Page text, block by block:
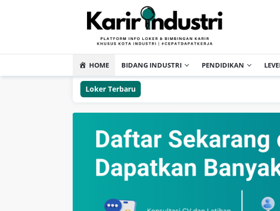
HOME BIDANG INDUSTRI PENDIDIKAN
Loker Terbaru